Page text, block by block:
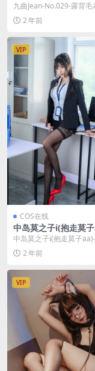
[42P]
九曲Jean-No.029-露背毛
九曲Jean在线作品导航：
2 年前
VIP
COS在线
中岛莫之子i(抱走莫
044-OL太太 [78P
中岛莫之子i(抱走莫子
OL太太 [78P 15V]，中岛
2 年前
VIP